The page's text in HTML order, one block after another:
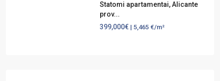
Statomi apartamentai, Alicante
prov...
399,000€ | 5,465 €/m²